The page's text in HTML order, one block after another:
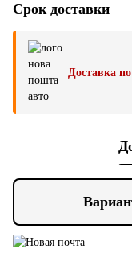
Срок доставки
Доставка